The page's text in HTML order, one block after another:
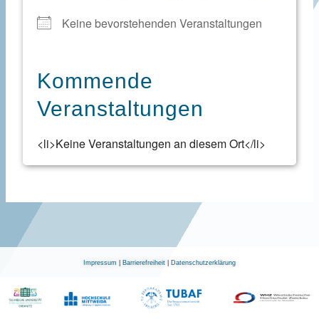
Keine bevorstehenden Veranstaltungen
Kommende
Veranstaltungen
<li>Keine Veranstaltungen an diesem Ort</li>
Impressum Barrierefreiheit Datenschutzerklärung